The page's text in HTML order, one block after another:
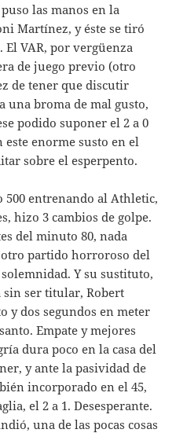
las manos en la
Martínez, y éste se tiró
VAR, por vergüenza
de juego previo (otro
de tener que discutir
una broma de mal gusto,
podido suponer el 2 a 0
este enorme susto en el
sobre el esperpento.
500 entrenando al Athletic,
hizo 3 cambios de golpe.
del minuto 80, nada
partido horroroso del
Y su sustituto,
sin ser titular, Robert
y dos segundos en meter
Empate y mejores
dura poco en la casa del
y ante la pasividad de
incorporado en el 45,
el 2 a 1. Desesperante.
una de las pocas cosas